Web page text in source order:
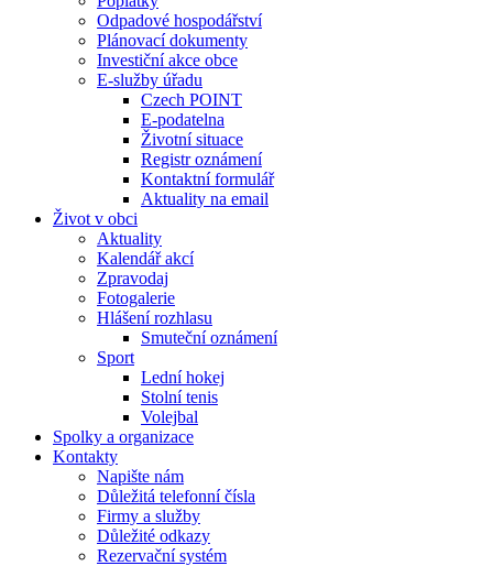
Odpadové hospodářství
Plánovací dokumenty
Investiční akce obce
E-služby úřadu
Czech POINT
E-podatelna
Životní situace
Registr oznámení
Kontaktní formulář
Aktuality na email
Život v obci
Aktuality
Kalendář akcí
Zpravodaj
Fotogalerie
Hlášení rozhlasu
Smuteční oznámení
Sport
Lední hokej
Stolní tenis
Volejbal
Spolky a organizace
Kontakty
Napište nám
Důležitá telefonní čísla
Firmy a služby
Důležité odkazy
Rezervační systém